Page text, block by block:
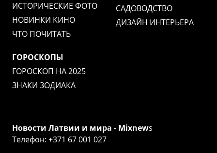
ИСТОРИЧЕСКИЕ ФОТО
НОВИНКИ КИНО
ЧТО ПОЧИТАТЬ
САДОВОДСТВО
ДИЗАЙН ИНТЕРЬЕРА
ГОРОСКОПЫ
ГОРОСКОП НА 2025
ЗНАКИ ЗОДИАКА
Новости Латвии и мира - Mixnews
Телефон: +371 67 001 027